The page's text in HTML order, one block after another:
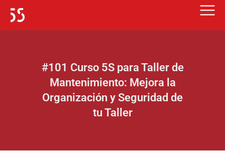
#101 Curso 5S para Taller de
Mantenimiento: Mejora la
Organización y Seguridad de
tu Taller